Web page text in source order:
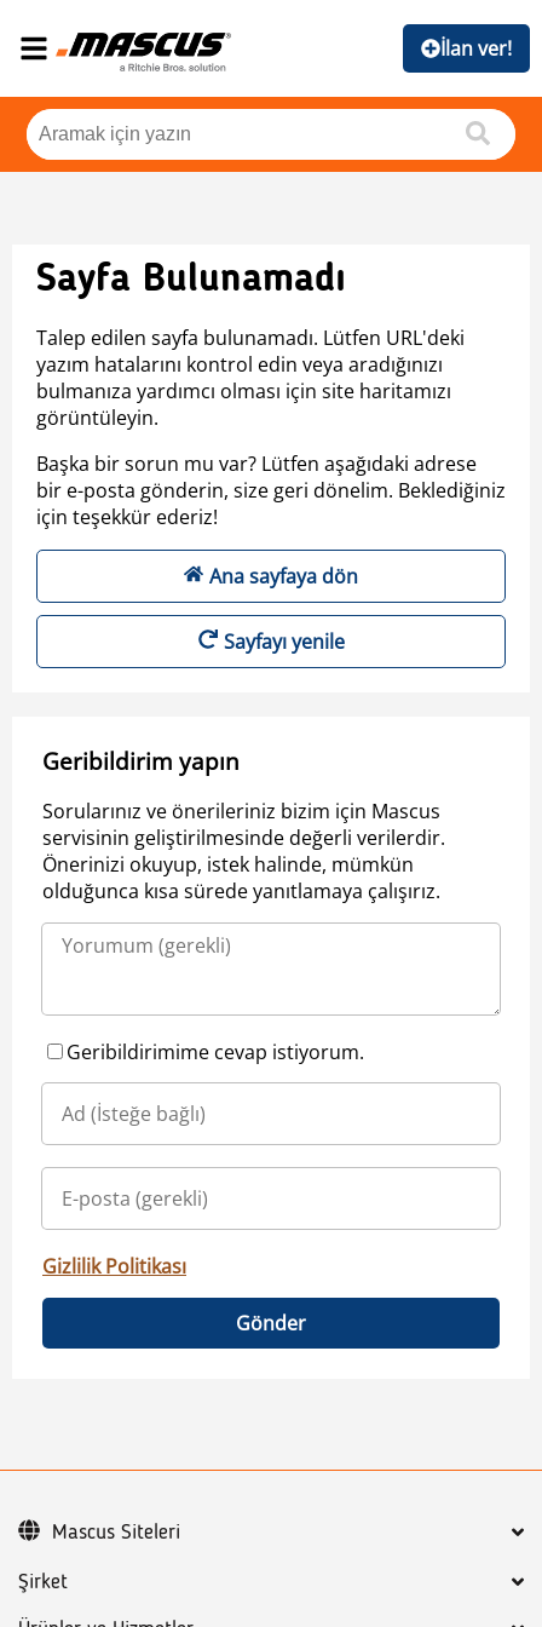
İlan ver!
Sayfa Bulunamadı
Talep edilen sayfa bulunamadı. Lütfen URL'deki
yazım hatalarını kontrol edin veya aradığınızı
bulmanıza yardımcı olması için site haritamızı
görüntüleyin.
Başka bir sorun mu var? Lütfen aşağıdaki adrese
bir e-posta gönderin, size geri dönelim. Beklediğiniz
için teşekkür ederiz!
Ana sayfaya dön
Sayfayı yenile
Geribildirim yapın
Sorularınız ve önerileriniz bizim için Mascus
servisinin geliştirilmesinde değerli verilerdir.
Önerinizi okuyup, istek halinde, mümkün
olduğunca kısa sürede yanıtlamaya çalışırız.
Geribildirimime cevap istiyorum.
Gizlilik Politikası
Gönder
Şirket
Mascus Siteleri